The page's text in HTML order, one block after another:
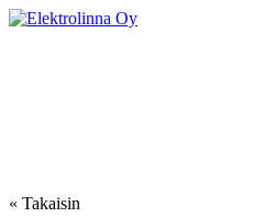
Skip
« Takaisin